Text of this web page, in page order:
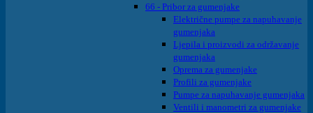
66 - Pribor za gumenjake
Električne pumpe za napuhavanje
gumenjaka
Ljepila i proizvodi za održavanje
gumenjaka
Oprema za gumenjake
Profili za gumenjake
Pumpe za napuhavanje gumenjaka
Ventili i manometri za gumenjake